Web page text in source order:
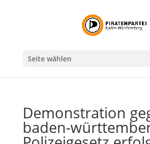
Seite wählen
Demonstration
baden-